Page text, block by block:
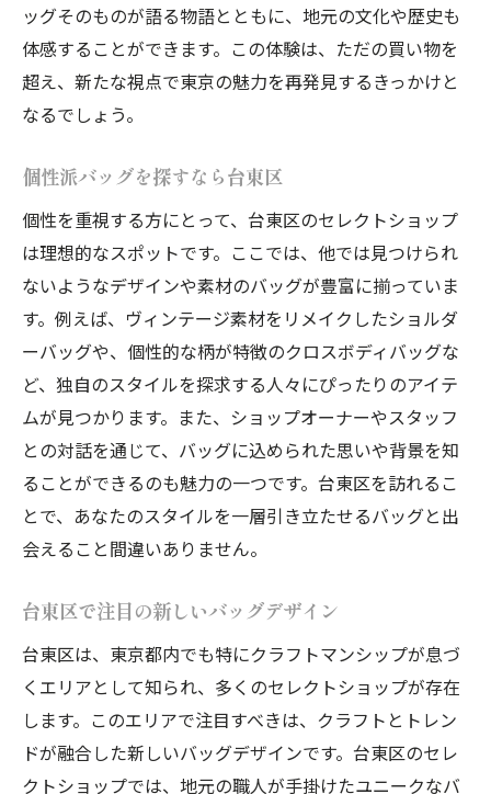
ッグそのものが語る物語とともに、地元の文化や歴史も
体感することができます。この体験は、ただの買い物を
超え、新たな視点で東京の魅力を再発見するきっかけと
なるでしょう。
個性派バッグを探すなら台東区
個性を重視する方にとって、台東区のセレクトショップ
は理想的なスポットです。ここでは、他では見つけられ
ないようなデザインや素材のバッグが豊富に揃っていま
す。例えば、ヴィンテージ素材をリメイクしたショルダ
ーバッグや、個性的な柄が特徴のクロスボディバッグな
ど、独自のスタイルを探求する人々にぴったりのアイテ
ムが見つかります。また、ショップオーナーやスタッフ
との対話を通じて、バッグに込められた思いや背景を知
ることができるのも魅力の一つです。台東区を訪れるこ
とで、あなたのスタイルを一層引き立たせるバッグと出
会えること間違いありません。
台東区で注目の新しいバッグデザイン
台東区は、東京都内でも特にクラフトマンシップが息づ
くエリアとして知られ、多くのセレクトショップが存在
します。このエリアで注目すべきは、クラフトとトレン
ドが融合した新しいバッグデザインです。台東区のセレ
クトショップでは、地元の職人が手掛けたユニークなバ